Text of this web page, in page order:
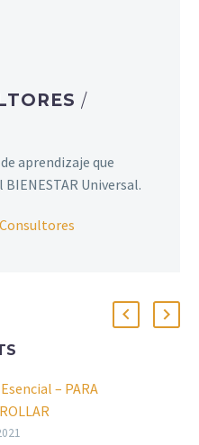
/
aprendizaje que
Universal.
– PARA
DE